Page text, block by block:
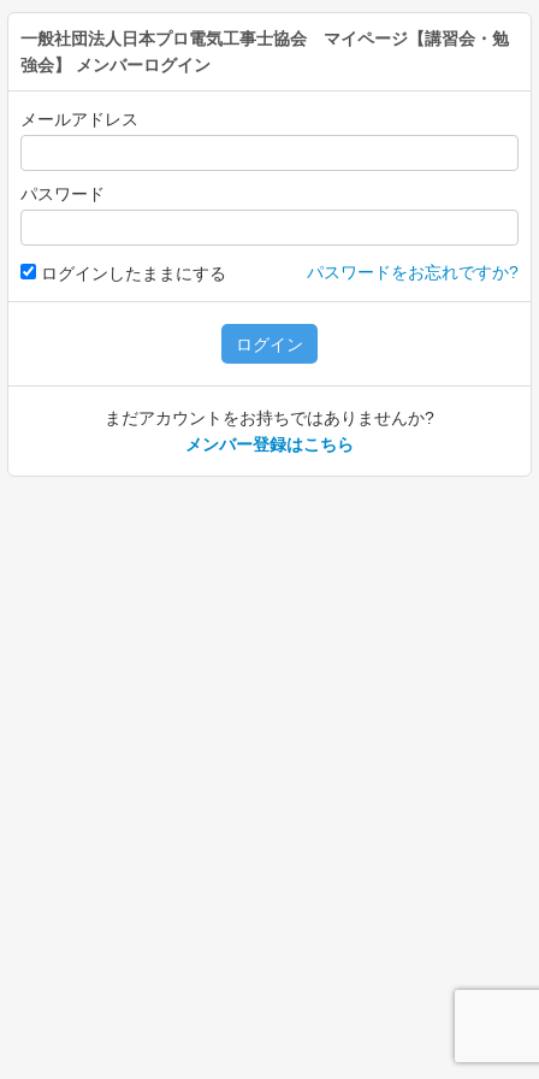
一般社団法人日本プロ電気工事士協会 マイページ【講習会・勉
強会】
メンバーログイン
メールアドレス
パスワード
ログインしたままにする パスワードをお忘れですか?
ログイン
まだアカウントをお持ちではありませんか?
メンバー登録はこちら